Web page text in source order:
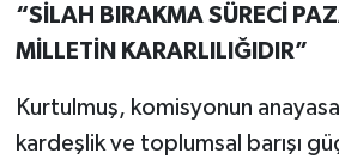
“SİLAH BIRAKMA SÜRECİ
MİLLETİN KARARLILIĞIDIR”
Kurtulmuş, komisyonun
kardeşlik ve toplumsal barışı